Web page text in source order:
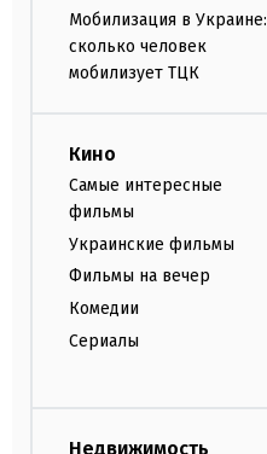
Мобилизация в Украине:
сколько человек
мобилизует ТЦК
Кино
Самые интересные
фильмы
Украинские фильмы
Фильмы на вечер
Комедии
Сериалы
Недвижимость